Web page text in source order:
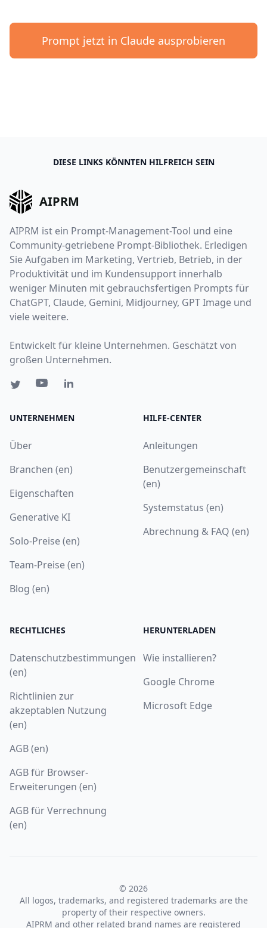
Prompt jetzt in Claude ausprobieren
DIESE LINKS KÖNNTEN HILFREICH SEIN
AIPRM
AIPRM ist ein Prompt-Management-Tool und eine
Community-getriebene Prompt-Bibliothek. Erledigen
Sie Aufgaben im Marketing, Vertrieb, Betrieb, in der
Produktivität und im Kundensupport innerhalb
weniger Minuten mit gebrauchsfertigen Prompts für
ChatGPT, Claude, Gemini, Midjourney, GPT Image und
viele weitere.
Entwickelt für kleine Unternehmen. Geschätzt von
großen Unternehmen.
UNTERNEHMEN
Über
Branchen (en)
Eigenschaften
Generative KI
Solo-Preise (en)
Team-Preise (en)
Blog (en)
HILFE-CENTER
Anleitungen
Benutzergemeinschaft
(en)
Systemstatus (en)
Abrechnung & FAQ (en)
RECHTLICHES
Datenschutzbestimmungen
(en)
Richtlinien zur
akzeptablen Nutzung
(en)
AGB (en)
AGB für Browser-
Erweiterungen (en)
AGB für Verrechnung
(en)
HERUNTERLADEN
Wie installieren?
Google Chrome
Microsoft Edge
© 2026
All logos, trademarks, and registered trademarks are the
property of their respective owners.
AIPRM and other related brand names are registered